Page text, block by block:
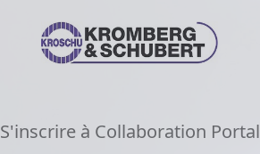
S'inscrire à Collaboration Portal